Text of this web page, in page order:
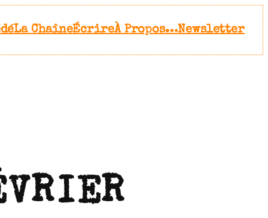
La ChaîneÉcrireÀ Propos…Newsletter